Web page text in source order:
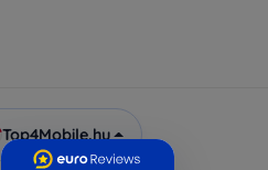
Top4Mobile.hu